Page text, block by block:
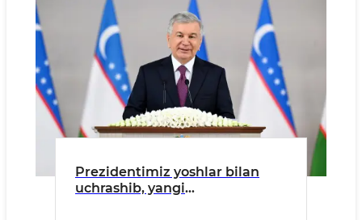
Prezidentimiz yoshlar bilan
uchrashib, yangi